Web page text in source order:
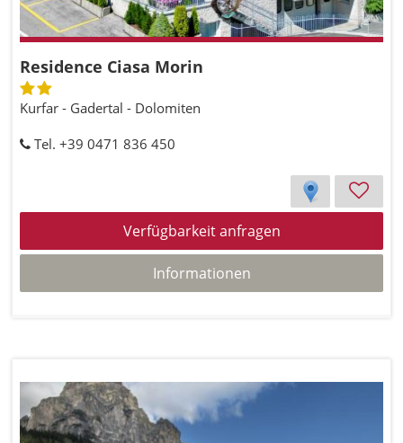
Residence Ciasa Morin
Kurfar - Gadertal - Dolomiten
Tel. +39 0471 836 450
Verfügbarkeit anfragen
Informationen